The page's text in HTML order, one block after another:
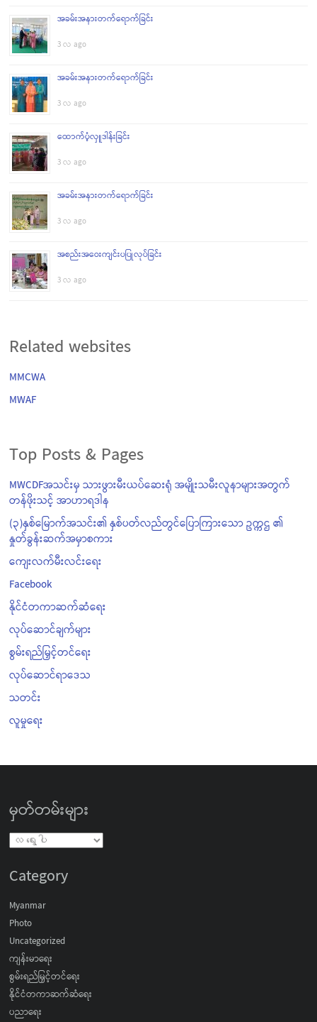
အခမ်းအနားတက်ရောက်ခြင်း
3 လ ago
အခမ်းအနားတက်ရောက်ခြင်း
3 လ ago
ထောက်ပံ့လှူဒါန်းခြင်း
3 လ ago
အခမ်းအနားတက်ရောက်ခြင်း
3 လ ago
အစည်းအဝေးကျင်းပပြုလုပ်ခြင်း
3 လ ago
Related websites
MMCWA
MWAF
Top Posts & Pages
MWCDFအသင်းမှ သားဖွားမီးယပ်ဆေးရုံ အမျိုးသမီးလူနာများအတွက်
တန်ဖိုးသင့် အာဟာရဒါန
(၃)နှစ်မြောက်အသင်း၏ နှစ်ပတ်လည်တွင်ပြောကြားသော ဥက္ကဌ ၏
နှုတ်ခွန်းဆက်အမှာစကား
ကျေးလက်မီးလင်းရေး
Facebook
နိုင်ငံတကာဆက်ဆံရေး
လုပ်ဆောင်ချက်များ
စွမ်းရည်မြှင့်တင်ရေး
လုပ်ဆောင်ရာဒေသ
သတင်း
လူမှုရေး
မှတ်တမ်းများ
Category
Myanmar
Photo
Uncategorized
ကျန်းမာရေး
စွမ်းရည်မြှင့်တင်ရေး
နိုင်ငံတကာဆက်ဆံရေး
ပညာရေး